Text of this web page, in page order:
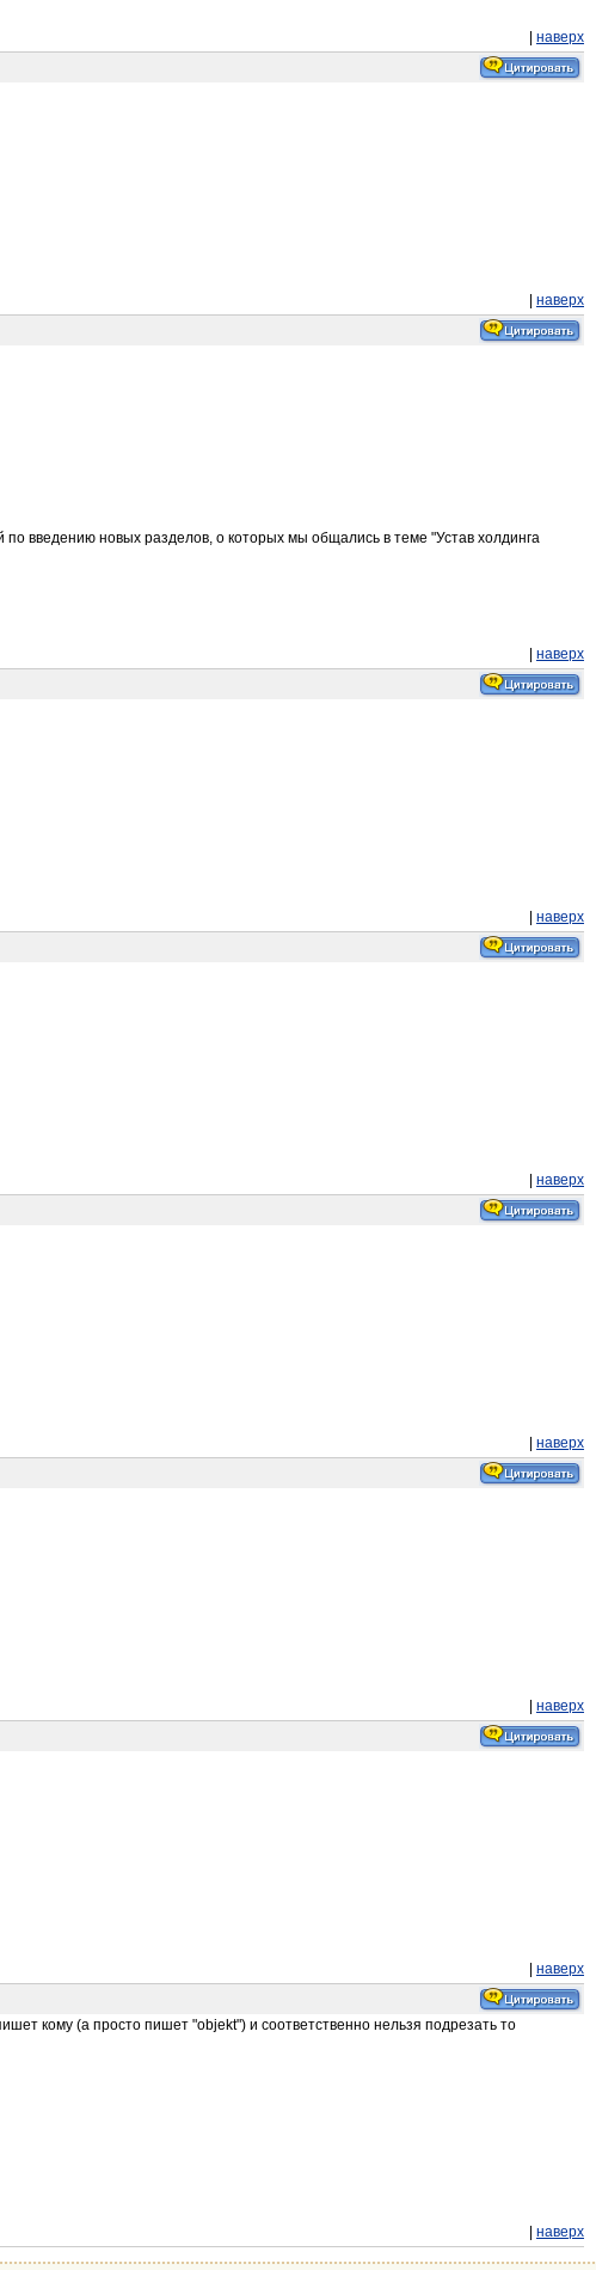
наверх
наверх
введению новых разделов, о которых мы общались в теме "Устав холдинга
наверх
наверх
наверх
наверх
наверх
наверх
кому (а просто пишет "objekt") и соответственно нельзя подрезать то
наверх